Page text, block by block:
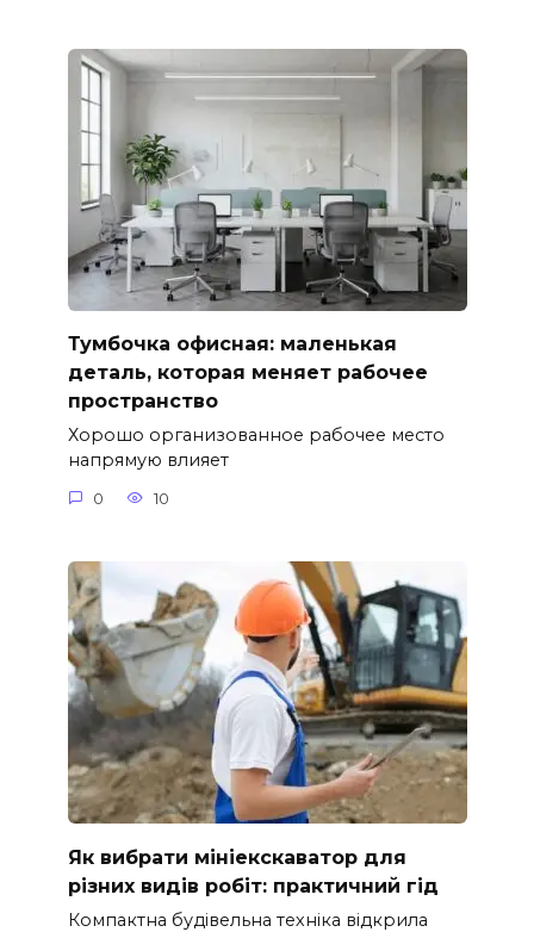
Тумбочка офисная: маленькая
деталь, которая меняет рабочее
пространство
Хорошо организованное рабочее место
напрямую влияет
0 10
Як вибрати мініекскаватор для
різних видів робіт: практичний гід
Компактна будівельна техніка відкрила